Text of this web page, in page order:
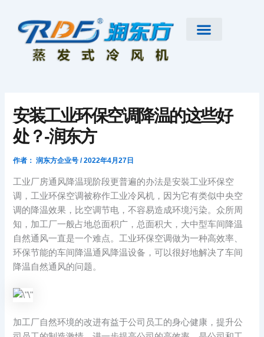
安装工业环保空调降温的这些好
处？-润东方
作者： 润东方企业号/2022年4月27日
工业厂房通风降温现阶段更普遍的办法是安裝工业环保空
调，工业环保空调被称作工业冷风机，因为它有类似中央空
调的降温效果，比空调节电，不容易造成环境污染。众所周
知，加工厂一般占地总面积广，总面积大，大中型车间降温
自然通风一直是一个难点。工业环保空调做为一种高效率、
环保节能的车间降温通风降温设备，可以很好地解决了车间
降温自然通风的问题。
加工厂自然环境的改进有益于公司员工的身心健康，提升公